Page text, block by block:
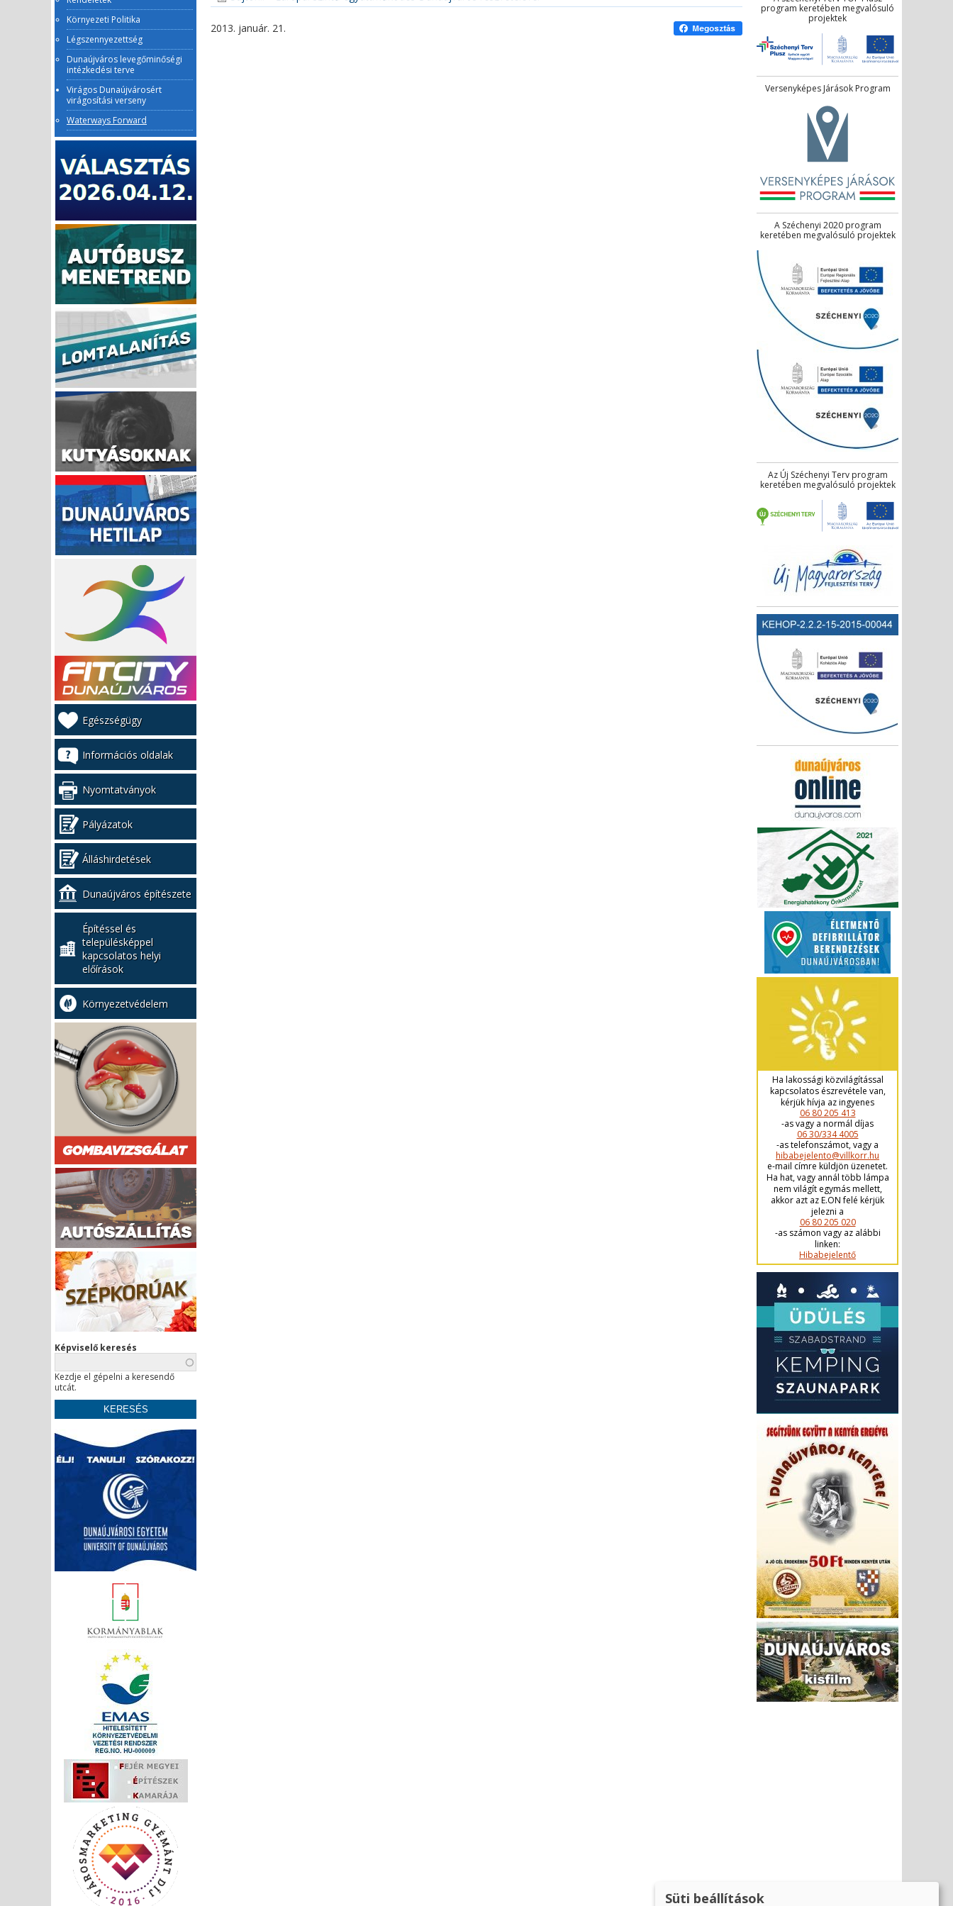
2013. január. 21.
Környezeti Politika
Légszennyezettség
Dunaújváros levegőminőségi
intézkedési terve
Virágos Dunaújvárosért
virágosítási verseny
Waterways Forward
Kiemelt
bal
menü
Egészségügy
Információs oldalak
Nyomtatványok
Pályázatok
Álláshirdetések
Dunaújváros építészete
Építéssel és
településképpel
kapcsolatos helyi
előírások
Környezetvédelem
Képviselő keresés
Kezdje el gépelni a keresendő
utcát.
program keretében megvalósuló
projektek
Versenyképes Járások Program
A Széchenyi 2020 program
keretében megvalósuló projektek
Az Új Széchenyi Terv program
keretében megvalósuló projektek
Ha lakossági közvilágítással
kapcsolatos észrevétele van,
kérjük hívja az ingyenes
06 80 205 413
-as vagy a normál díjas
06 30/334 4005
-as telefonszámot, vagy a
hibabejelento@villkorr.hu
e-mail címre küldjön üzenetet.
Ha hat, vagy annál több lámpa
nem világít egymás mellett,
akkor azt az E.ON felé kérjük
jelezni a
06 80 205 020
-as számon vagy az alábbi
linken:
Hibabejelentő
Süti beállítások